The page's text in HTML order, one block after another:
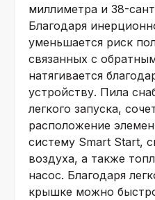
миллиметра и 38-
Благодаря
уменьшается риск
связанных с
натягивается
устройству. Пила
легкого запуска,
расположение
систему Smart Start,
воздуха, а также
насос. Благодаря
крышке можно